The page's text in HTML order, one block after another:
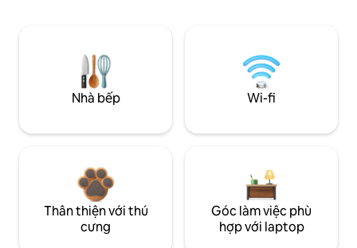
Nhà bếp Wi-fi
Thân thiện với thú
cưng
Góc làm việc phù
hợp với laptop